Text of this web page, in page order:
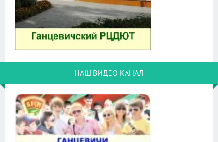
НАШ ВИДЕО КАНАЛ